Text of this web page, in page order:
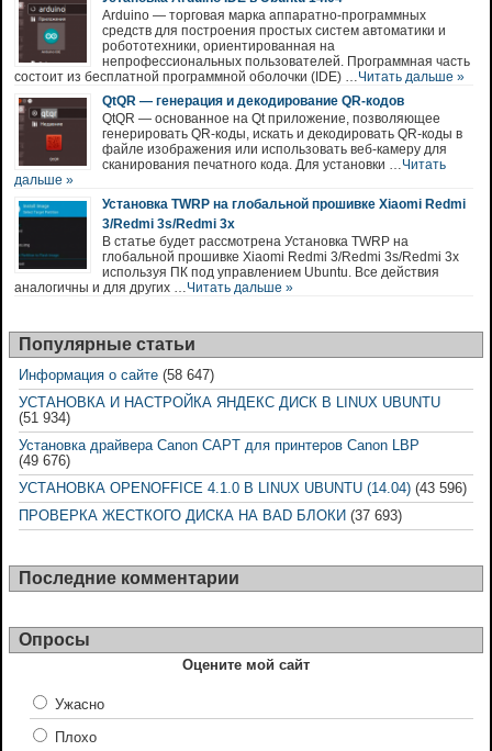
Arduino — торговая марка аппаратно-программных
средств для построения простых систем автоматики и
робототехники, ориентированная на
непрофессиональных пользователей. Программная часть
состоит из бесплатной программной оболочки (IDE) … Читать дальше »
QtQR — генерация и декодирование QR-кодов
QtQR — основанное на Qt приложение, позволяющее
генерировать QR-коды, искать и декодировать QR-коды в
файле изображения или использовать веб-камеру для
сканирования печатного кода. Для установки … Читать
дальше »
Установка TWRP на глобальной прошивке Xiaomi Redmi
3/Redmi 3s/Redmi 3x
В статье будет рассмотрена Установка TWRP на
глобальной прошивке Xiaomi Redmi 3/Redmi 3s/Redmi 3x
используя ПК под управлением Ubuntu. Все действия
аналогичны и для других … Читать дальше »
Популярные статьи
Информация о сайте (58 647)
УСТАНОВКА И НАСТРОЙКА ЯНДЕКС ДИСК В LINUX UBUNTU
(51 934)
Установка драйвера Canon CAPT для принтеров Canon LBP
(49 676)
УСТАНОВКА OPENOFFICE 4.1.0 В LINUX UBUNTU (14.04) (43 596)
ПРОВЕРКА ЖЕСТКОГО ДИСКА НА BAD БЛОКИ (37 693)
Последние комментарии
Опросы
Оцените мой сайт
Ужасно
Плохо